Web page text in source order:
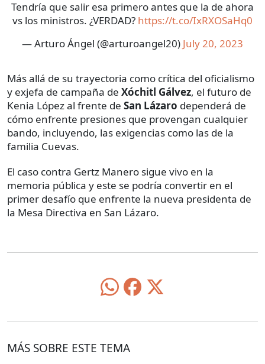
Tendría que salir esa primero antes que la de ahora
vs los ministros. ¿VERDAD? https://t.co/IxRXOSaHq0
— Arturo Ángel (@arturoangel20) July 20, 2023
Más allá de su trayectoria como crítica del oficialismo
y exjefa de campaña de Xóchitl Gálvez, el futuro de
Kenia López al frente de San Lázaro dependerá de
cómo enfrente presiones que provengan cualquier
bando, incluyendo, las exigencias como las de la
familia Cuevas.
El caso contra Gertz Manero sigue vivo en la
memoria pública y este se podría convertir en el
primer desafío que enfrente la nueva presidenta de
la Mesa Directiva en San Lázaro.
MÁS SOBRE ESTE TEMA